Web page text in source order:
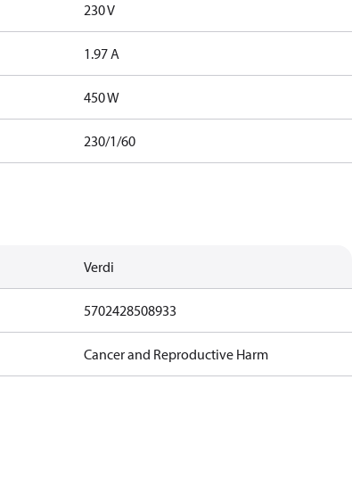
230 V
1.97 A
450 W
230/1/60
Verdi
5702428508933
Cancer and Reproductive Harm